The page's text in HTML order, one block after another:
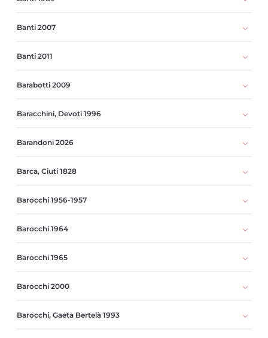
Banti 2007
Banti 2011
Barabotti 2009
Baracchini, Devoti 1996
Barandoni 2026
Barca, Ciuti 1828
Barocchi 1956-1957
Barocchi 1964
Barocchi 1965
Barocchi 2000
Barocchi, Gaeta Bertelà 1993